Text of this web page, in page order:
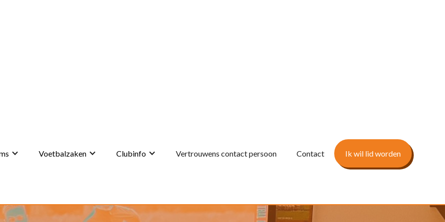
Voetbalzaken Clubinfo Vertrouwens contact persoon Contact Ik wil lid worden